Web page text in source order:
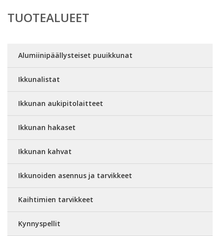
TUOTEALUEET
Alumiinipäällysteiset puuikkunat
Ikkunalistat
Ikkunan aukipitolaitteet
Ikkunan hakaset
Ikkunan kahvat
Ikkunoiden asennus ja tarvikkeet
Kaihtimien tarvikkeet
Kynnyspellit